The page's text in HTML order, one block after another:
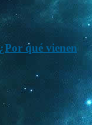
qué vienen